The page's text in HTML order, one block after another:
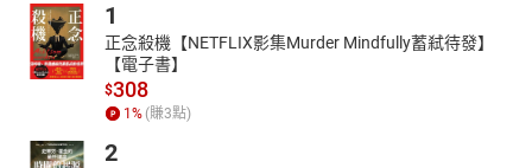
1
正念殺機【NETFLIX影集Murder Mindfully蓄弒待發】
【電子書】
$308
1 % (賺3點)
2